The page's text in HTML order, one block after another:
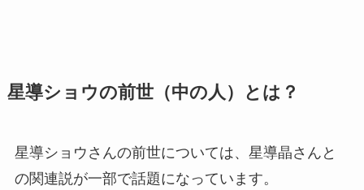
星導ショウの前世（中の人）とは？
星導ショウさんの前世については、星導晶さんと
の関連説が一部で話題になっています。